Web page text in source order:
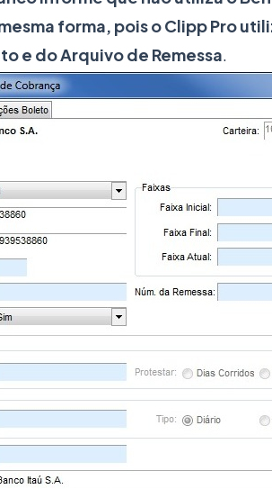
forma, pois o Clipp Pro
e do Arquivo de Remessa.